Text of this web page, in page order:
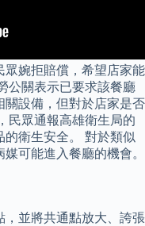
眾婉拒賠償，希望店家能
公關表示已要求該餐廳
關設備，但對於店家是否
民眾通報高雄衛生局的
衛生安全。 對於類似
可能進入餐廳的機會。
，並將共通點放大、誇張